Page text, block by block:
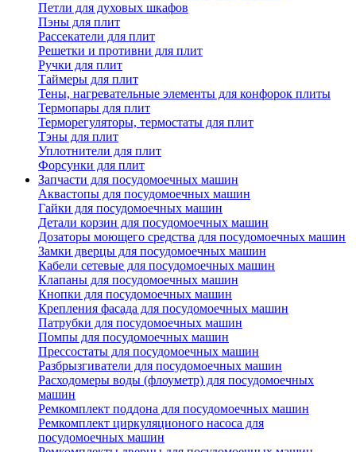
Петли для духовых шкафов
Пэны для плит
Рассекатели для плит
Решетки и противни для плит
Ручки для плит
Таймеры для плит
Тены, нагревательные элементы для конфорок плиты
Термопары для плит
Терморегуляторы, термостаты для плит
Тэны для плит
Уплотнители для плит
Форсунки для плит
Запчасти для посудомоечных машин
Аквастопы для посудомоечных машин
Гайки для посудомоечных машин
Детали корзин для посудомоечных машин
Дозаторы моющего средства для посудомоечных машин
Замки дверцы для посудомоечных машин
Кабели сетевые для посудомоечных машин
Клапаны для посудомоечных машин
Кнопки для посудомоечных машин
Крепления фасада для посудомоечных машин
Патрубки для посудомоечных машин
Помпы для посудомоечных машин
Прессостаты для посудомоечных машин
Разбрызгиватели для посудомоечных машин
Расходомеры воды (флоуметр) для посудомоечных
машин
Ремкомплект поддона для посудомоечных машин
Ремкомплект циркуляционого насоса для
посудомоечных машин